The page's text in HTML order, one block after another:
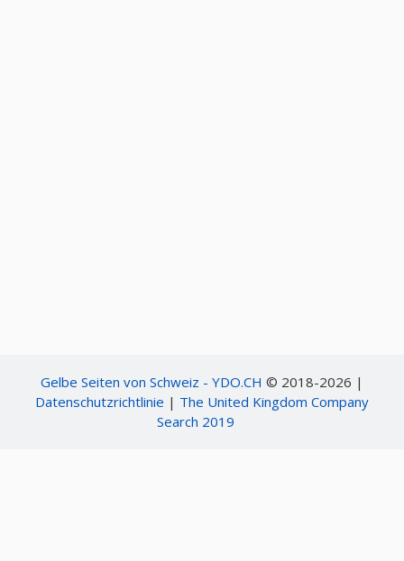
Gelbe Seiten von Schweiz - YDO.CH © 2018-2026 |
Datenschutzrichtlinie | The United Kingdom Company
Search 2019